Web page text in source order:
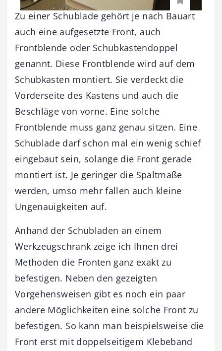
Zu einer Schublade gehört je nach Bauart
auch eine aufgesetzte Front, auch
Frontblende oder Schubkastendoppel
genannt. Diese Frontblende wird auf dem
Schubkasten montiert. Sie verdeckt die
Vorderseite des Kastens und auch die
Beschläge von vorne. Eine solche
Frontblende muss ganz genau sitzen. Eine
Schublade darf schon mal ein wenig schief
eingebaut sein, solange die Front gerade
montiert ist. Je geringer die Spaltmaße
werden, umso mehr fallen auch kleine
Ungenauigkeiten auf.
Anhand der Schubladen an einem
Werkzeugschrank zeige ich Ihnen drei
Methoden die Fronten ganz exakt zu
befestigen. Neben den gezeigten
Vorgehensweisen gibt es noch ein paar
andere Möglichkeiten eine solche Front zu
befestigen. So kann man beispielsweise die
Front erst mit doppelseitigem Klebeband